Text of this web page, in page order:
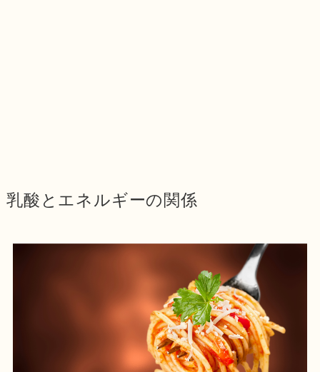
乳酸とエネルギーの関係